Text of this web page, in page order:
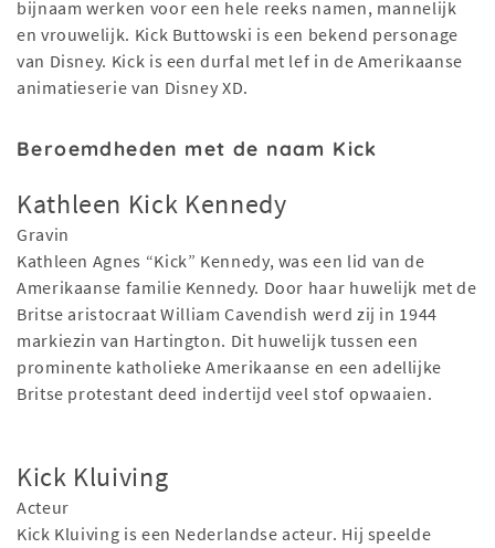
bijnaam werken voor een hele reeks namen, mannelijk
en vrouwelijk. Kick Buttowski is een bekend personage
van Disney. Kick is een durfal met lef in de Amerikaanse
animatieserie van Disney XD.
Beroemdheden met de naam Kick
Kathleen Kick Kennedy
Gravin
Kathleen Agnes “Kick” Kennedy, was een lid van de
Amerikaanse familie Kennedy. Door haar huwelijk met de
Britse aristocraat William Cavendish werd zij in 1944
markiezin van Hartington. Dit huwelijk tussen een
prominente katholieke Amerikaanse en een adellijke
Britse protestant deed indertijd veel stof opwaaien.
Kick Kluiving
Acteur
Kick Kluiving is een Nederlandse acteur. Hij speelde